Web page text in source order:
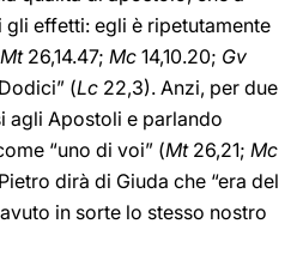
effetti: egli è ripetutamente
Mt26,14.47; Mc 14,10.20; Gv
(Lc 22,3). Anzi, per due
agli Apostoli e parlando
“uno di voi” (Mt26,21; Mc
dirà di Giuda che “era del
in sorte lo stesso nostro